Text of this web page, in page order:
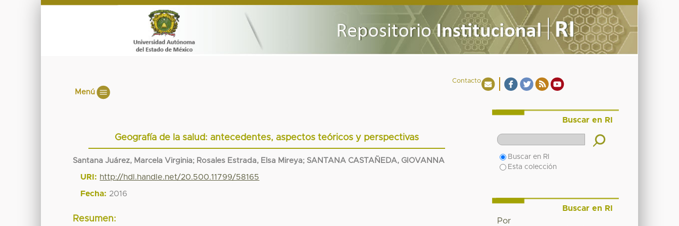
Contacto
Menú
Geografía de la salud: antecedentes, aspectos teóricos y perspectivas
Santana Juárez, Marcela Virginia; Rosales Estrada, Elsa Mireya; SANTANA CASTAÑEDA, GIOVANNA
URI: http://hdl.handle.net/20.500.11799/58165
Fecha: 2016
Resumen:
Buscar en RI
Buscar en RI
Esta colección
Buscar en RI
Por